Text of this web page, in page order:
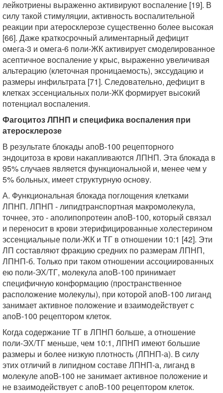
лейкотриены выраженно активируют воспаление [19]. В
силу такой стимуляции, активность воспалительной
реакции при атеросклерозе существенно более высокая
[66]. Даже краткосрочный алиментарный дефицит
омега-3 и омега-6 поли-ЖК активирует смоделированное
асептичное воспаление у крыс, выраженно увеличивая
альтерацию (клеточная проницаемость), экссудацию и
размеры инфильтрата [71]. Следовательно, дефицит в
клетках эссенциальных поли-ЖК формирует высокий
потенциал воспаления.
Фагоцитоз ЛПНП и специфика воспаления при
атеросклерозе
В результате блокады апоВ-100 рецепторного
эндоцитоза в крови накапливаются ЛПНП. Эта блокада в
95% случаев является функциональной и, менее чем у
5% больных, имеет структурную основу.
А. Функциональная блокада поглощения клетками
ЛПНП. ЛПНП - липидтранспортная макромолекула,
точнее, это - аполипопротеин апоВ-100, который связал
и переносит в крови этерифицированные холестерином
эссенциальные поли-ЖК и ТГ в отношении 10:1 [42]. Эти
ЛП составляют фракцию средних по размерам ЛПНП,
ЛПНП-б. Только при таком отношении ассоциированных
ею поли-ЭХ/ТГ, молекула апоВ-100 принимает
специфичную конформацию (пространственное
расположение молекулы), при которой апоВ-100 лиганд
занимает активное положение и взаимодействует с
апоВ-100 рецептором клеток.
Когда содержание ТГ в ЛПНП больше, а отношение
поли-ЭХ/ТГ меньше, чем 10:1, ЛПНП имеют большие
размеры и более низкую плотность (ЛПНП-а). В силу
этих отличий в липидном составе ЛПНП-а, лиганд в
молекуле апоВ-100 не занимает активное положение и
не взаимодействует с апоВ-100 рецептором клеток.